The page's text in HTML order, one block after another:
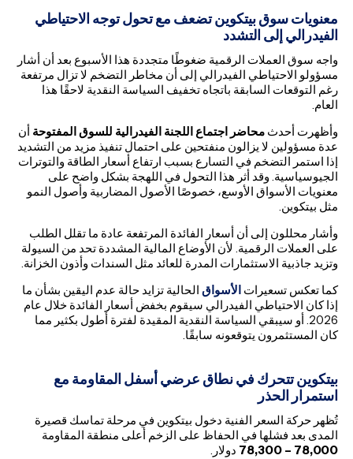
معنويات سوق بيتكوين تضعف مع تحول توجه الاحتياطي
الفيدرالي إلى التشدد
واجه سوق العملات الرقمية ضغوطًا متجددة هذا الأسبوع بعد أن أشار
مسؤولو الاحتياطي الفيدرالي إلى أن مخاطر التضخم لا تزال مرتفعة
رغم التوقعات السابقة باتجاه تخفيف السياسة النقدية لاحقًا هذا
العام.
وأظهرت أحدثمحاضر اجتماع اللجنة الفيدرالية للسوق المفتوحة أن
عدة مسؤولين لا يزالون منفتحين على احتمال تنفيذ مزيد من التشديد
إذا استمر التضخم في التسارع بسبب ارتفاع أسعار الطاقة والتوترات
الجيوسياسية. وقد أثر هذا التحول في اللهجة بشكل واضح على
معنويات الأسواق الأوسع، خصوصًا الأصول المضاربية وأصول النمو
مثل بيتكوين.
وأشار محللون إلى أن أسعار الفائدة المرتفعة عادة ما تقلل الطلب
على العملات الرقمية. لأن الأوضاع المالية المشددة تحد من السيولة
وتزيد جاذبية الاستثمارات المدرة للعائد مثل السندات وأذون الخزانة.
كما تعكس تسعيراتالأسواق الحالية تزايد حالة عدم اليقين بشأن ما
إذا كان الاحتياطي الفيدرالي سيقوم بخفض أسعار الفائدة خلال عام
2026. أو سيبقي السياسة النقدية المقيدة لفترة أطول بكثير مما
كان المستثمرون يتوقعونه سابقًا.
بيتكوين تتحرك في نطاق عرضي أسفل المقاومة مع
استمرار الحذر
تُظهر حركة السعر الفنية دخول بيتكوين في مرحلة تماسك قصيرة
المدى بعد فشلها في الحفاظ على الزخم أعلى منطقة المقاومة
78,000 – 78,300
دولار.